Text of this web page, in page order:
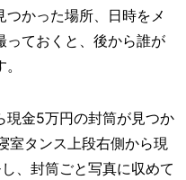
つかった場所、日時をメ
っておくと、後から誰が
現金5万円の封筒が見つか
室タンス上段右側から現
、封筒ごと写真に収めて